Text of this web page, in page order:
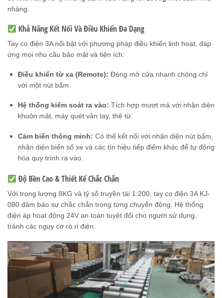
nhàng.
Khả Năng Kết Nối Và Điều Khiển Đa Dạng
Tay co điện 3A nổi bật với phương pháp điều khiển linh hoạt, đáp
ứng mọi nhu cầu bảo mật và tiện ích:
Điều khiển từ xa (Remote): Đóng mở cửa nhanh chóng chỉ
với một nút bấm.
Hệ thống kiểm soát ra vào: Tích hợp mượt mà với nhận diện
khuôn mặt, máy quét vân tay, thẻ từ.
Cảm biến thông minh: Có thể kết nối với nhận diện nút bấm,
nhận diện biển số xe và các tín hiệu tiếp điểm khác để tự động
hóa quy trình ra vào.
Độ Bền Cao & Thiết Kế Chắc Chắn
Với trọng lượng 8KG và tỷ số truyền tải 1:200, tay co điện 3A KJ-
080 đảm bảo sự chắc chắn trong từng chuyển động. Hệ thống
điện áp hoạt động 24V an toàn tuyệt đối cho người sử dụng,
tránh các nguy cơ rò rỉ điện.